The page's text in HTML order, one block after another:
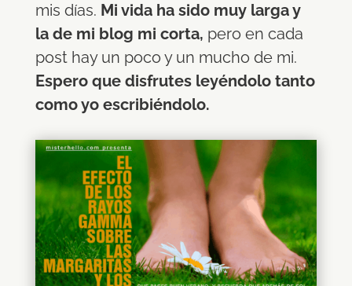
mis días. Mi vida ha sido muy larga y
la de mi blog mi corta, pero en cada
post hay un poco y un mucho de mi.
Espero que disfrutes leyéndolo tanto
como yo escribiéndolo.